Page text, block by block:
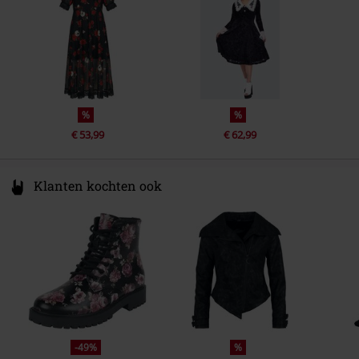
%
€ 53,99
%
€ 62,99
Klanten kochten ook
-49% %